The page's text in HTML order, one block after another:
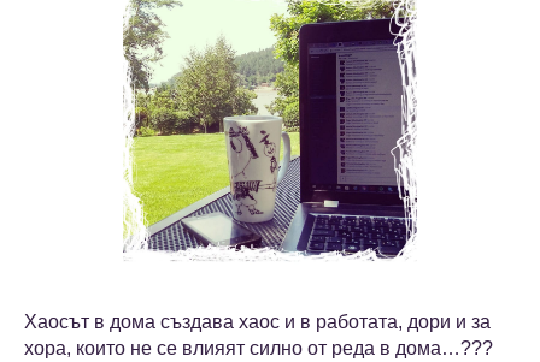
Хаосът в дома създава хаос и в работата, дори и за
хора, които не се влияят силно от реда в дома…???